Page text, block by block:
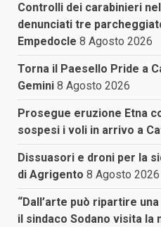
Controlli dei carabinieri
denunciati tre
Empedocle 8 Agosto 2026
Torna il Paesello Pride a
Gemini 8 Agosto 2026
Prosegue eruzione Etna
sospesi i voli in arrivo a
Dissuasori e droni per la
di Agrigento 8 Agosto 2026
“Dall’arte può ripartire
il sindaco Sodano visita la